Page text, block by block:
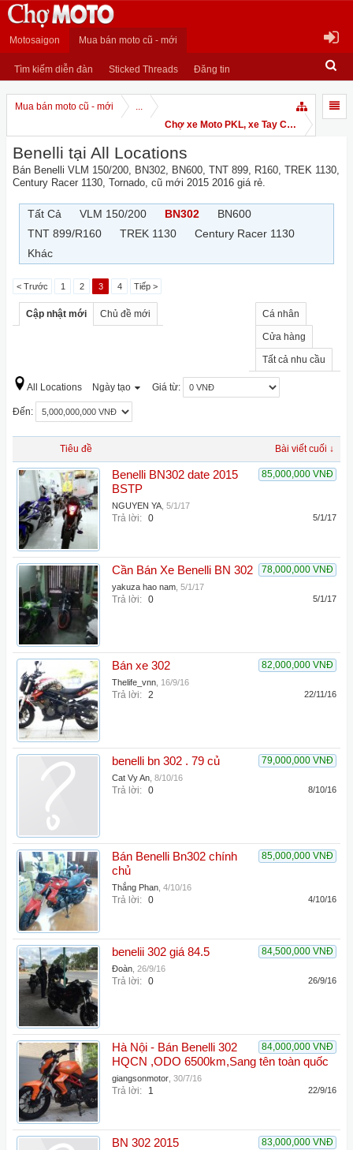
Motosaigon Mua bán moto cũ - mới
Tìm kiếm diễn đàn Sticked Threads Đăng tin
Mua bán moto cũ - mới
...
Chợ xe Moto PKL, xe Tay Côn
Benelli tại All Locations
Bán Benelli VLM 150/200, BN302, BN600, TNT 899, R160, TREK 1130,
Century Racer 1130, Tornado, cũ mới 2015 2016 giá rẻ.
Tất Cả VLM 150/200 BN302
BN600
TNT 899/R160
TREK 1130
Century Racer 1130
Khác
< Trước 1 2 3 4 Tiếp >
Cập nhật mới Chủ đề mới Cá nhân
Cửa hàng
Tất cả nhu cầu
All Locations Ngày tạo Giá từ:
Đến:
Tiêu đề Bài viết cuối ↓
85,000,000 VNĐ
Benelli BN302 date 2015
BSTP
NGUYEN YA 5/1/17
Trả lời: 0 5/1/17
78,000,000 VNĐ
Cần Bán Xe Benelli BN 302
yakuza hao nam 5/1/17
Trả lời: 0 5/1/17
82,000,000 VNĐ
Bán xe 302
Thelife_vnn 16/9/16
Trả lời: 2 22/11/16
79,000,000 VNĐ
benelli bn 302 . 79 củ
Cat Vy An 8/10/16
Trả lời: 0 8/10/16
85,000,000 VNĐ
Bán Benelli Bn302 chính
chủ
Thắng Phan 4/10/16
Trả lời: 0 4/10/16
84,500,000 VNĐ
benelii 302 giá 84.5
Đoàn 26/9/16
Trả lời: 0 26/9/16
84,000,000 VNĐ
Hà Nội - Bán Benelli 302
HQCN ,ODO 6500km,Sang tên toàn quốc
giangsonmotor 30/7/16
Trả lời: 1 22/9/16
83,000,000 VNĐ
BN 302 2015